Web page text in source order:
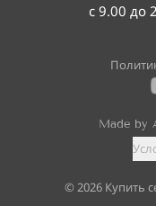
с 9.00 до
© 2026Купить
Made by